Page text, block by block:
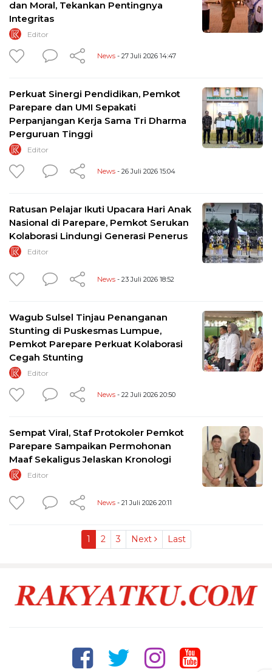
dan Moral, Tekankan Pentingnya
Integritas
Editor
News - 27 Juli 2026 14:47
Perkuat Sinergi Pendidikan, Pemkot
Parepare dan UMI Sepakati
Perpanjangan Kerja Sama Tri Dharma
Perguruan Tinggi
Editor
News - 26 Juli 2026 15:04
Ratusan Pelajar Ikuti Upacara Hari Anak
Nasional di Parepare, Pemkot Serukan
Kolaborasi Lindungi Generasi Penerus
Editor
News - 23 Juli 2026 18:52
Wagub Sulsel Tinjau Penanganan
Stunting di Puskesmas Lumpue,
Pemkot Parepare Perkuat Kolaborasi
Cegah Stunting
Editor
News - 22 Juli 2026 20:50
Sempat Viral, Staf Protokoler Pemkot
Parepare Sampaikan Permohonan
Maaf Sekaligus Jelaskan Kronologi
Editor
News - 21 Juli 2026 20:11
1 2 3 Next Last